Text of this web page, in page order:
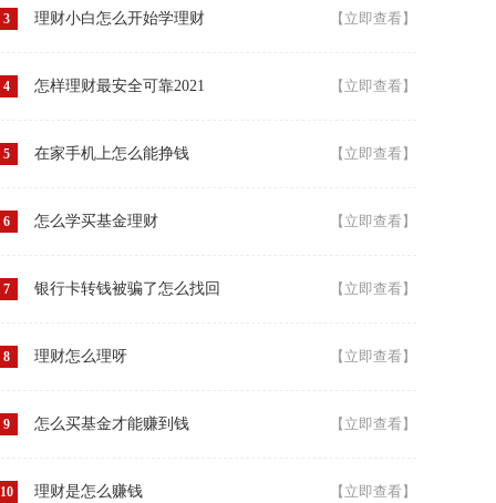
3 理财小白怎么开始学理财 【立即查看】
4 怎样理财最安全可靠2021 【立即查看】
5 在家手机上怎么能挣钱 【立即查看】
6 怎么学买基金理财 【立即查看】
7 银行卡转钱被骗了怎么找回 【立即查看】
8 理财怎么理呀 【立即查看】
9 怎么买基金才能赚到钱 【立即查看】
10 理财是怎么赚钱 【立即查看】